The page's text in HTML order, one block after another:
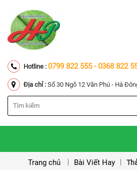
Hotline : 0799 822 555 - 0368 822
Địa chỉ : Số 30 Ngõ 12 Văn Phú - Hà
Trang chủ Bài Viết Hay